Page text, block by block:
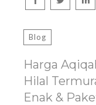
Blog
Harga
Hilal
Enak &